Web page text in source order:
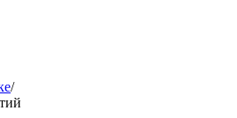
/